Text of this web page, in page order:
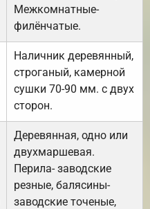
Межкомнатные-
филёнчатые.
Наличник деревянный,
строганый, камерной
сушки 70-90 мм. с двух
сторон.
Деревянная, одно или
двухмаршевая.
Перила- заводские
резные, балясины-
заводские точеные,